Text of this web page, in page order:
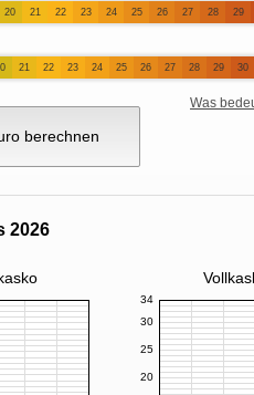
20 21 22 23 24 25 26 27 28 29
21 22 23 24 25 26 27 28 29 30
berechnen
Was
2026
20
25
30
34